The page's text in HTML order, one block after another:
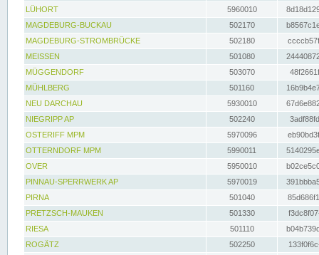
LÜHORT
5960010
MAGDEBURG-BUCKAU
502170
MAGDEBURG-STROMBRÜCKE
502180
MEISSEN
501080
MÜGGENDORF
503070
MÜHLBERG
501160
NEU DARCHAU
5930010
NIEGRIPP AP
502240
OSTERIFF MPM
5970096
OTTERNDORF MPM
5990011
OVER
5950010
PINNAU-SPERRWERK AP
5970019
PIRNA
501040
PRETZSCH-MAUKEN
501330
RIESA
501110
ROGÄTZ
502250